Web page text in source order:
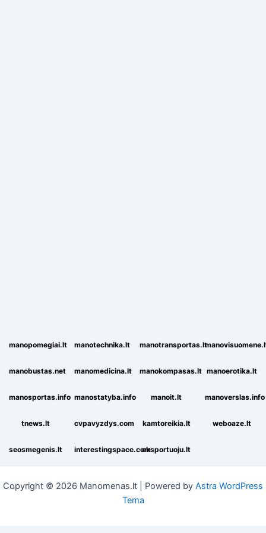
manopomegiai.lt manotechnika.lt manotransportas.lt
manobustas.net manomedicina.lt manokompasas.lt manoerotika.lt
manosportas.info manostatyba.info manoit.lt manoverslas.info
tnews.lt cvpavyzdys.com kamtoreikia.lt weboaze.lt
seosmegenis.lt interestingspace.comeksportuoju.lt
Copyright © 2026 Manomenas.lt | Powered by Astra WordPress
Tema